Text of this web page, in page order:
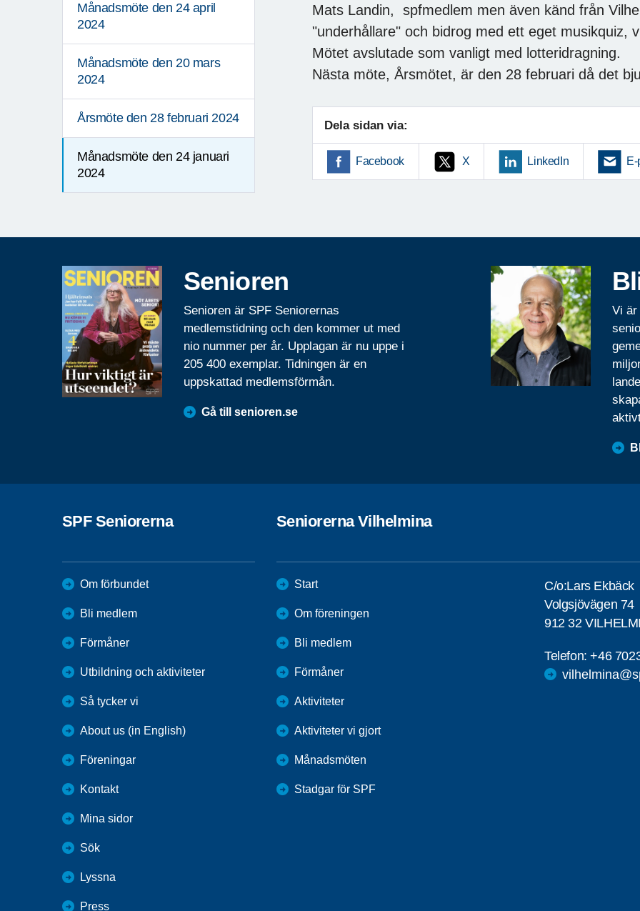
Månadsmöte den 24 april
2024
Månadsmöte den 20 mars
2024
Årsmöte den 28 februari 2024
Månadsmöte den 24 januari
2024
Mats Landin, spfmedlem men även känd från
"underhållare" och bidrog med ett eget musikquiz,
Mötet avslutade som vanligt med lotteridragning.
Nästa möte, Årsmötet, är den 28 februari då det
Dela sidan via:
Facebook X LinkedIn
Senioren
Senioren är SPF Seniorernas
medlemstidning och den kommer ut med
nio nummer per år. Upplagan är nu uppe i
205 400 exemplar. Tidningen är en
uppskattad medlemsförmån.
Gå till senioren.se
Vi är
SPF Seniorerna
Om förbundet
Bli medlem
Förmåner
Utbildning och aktiviteter
Så tycker vi
About us (in English)
Föreningar
Kontakt
Mina sidor
Sök
Lyssna
Press
Seniorerna Vilhelmina
Start
Om föreningen
Bli medlem
Förmåner
Aktiviteter
Aktiviteter vi gjort
Månadsmöten
Stadgar för SPF
C/o:Lars Ekbäck
Volgsjövägen 74
912 32
Telefon:+46